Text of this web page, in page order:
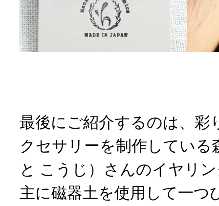
最後にご紹介するのは、彩
クセサリーを制作している
と こうじ）さんのイヤリ
主に磁器土を使用して一つ